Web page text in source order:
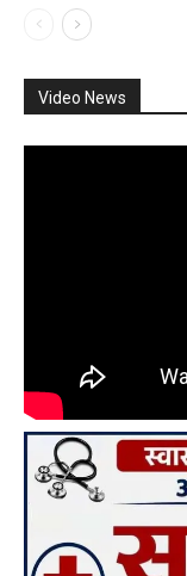
Video News